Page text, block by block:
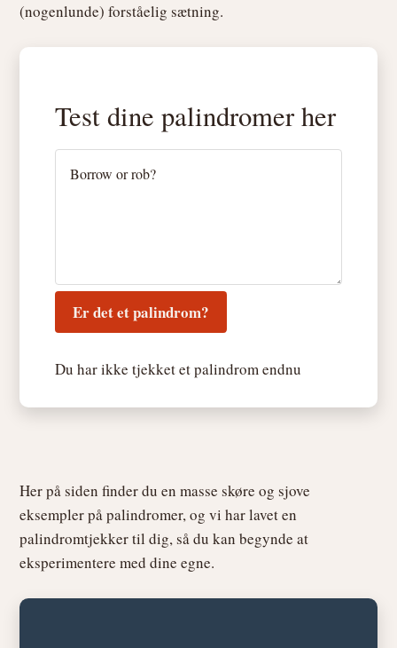
(nogenlunde) forståelig sætning.
Test dine palindromer her
Er det et palindrom?
Du har ikke tjekket et palindrom endnu
Her på siden finder du en masse skøre og sjove
eksempler på palindromer, og vi har lavet en
palindromtjekker til dig, så du kan begynde at
eksperimentere med dine egne.